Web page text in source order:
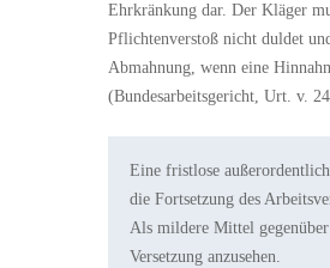
Ehrkränkung dar. Der Kläger
Pflichtenverstoß nicht duldet
Abmahnung, wenn eine
(Bundesarbeitsgericht, Urt. v.
Eine fristlose
die Fortsetzung des
Als mildere Mittel
Versetzung anzusehen.